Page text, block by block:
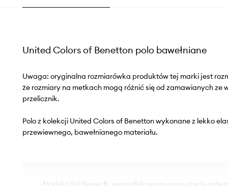
United Colors of Benetton polo bawełniane
Uwaga: oryginalna rozmiarówka produktów tej marki jest
że rozmiary na metkach mogą różnić się od zamawianych ze
przelicznik.
Polo z kolekcji United Colors of Benetton wykonane z lekko
przewiewnego, bawełnianego materiału.
- Model z linii Green B, wyprodukowany przy użyciu